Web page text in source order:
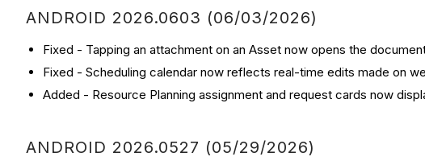
ANDROID 2026.0603 (06/03/2026)
Fixed - Tapping an attachment on an Asset now opens the
Fixed - Scheduling calendar now reflects real-time edits made on
Added - Resource Planning assignment and request cards now
ANDROID 2026.0527 (05/29/2026)